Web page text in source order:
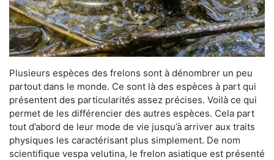
Plusieurs espèces des frelons sont à dénombrer un peu
partout dans le monde. Ce sont là des espèces à part qui
présentent des particularités assez précises. Voilà ce qui
permet de les différencier des autres espèces. Cela part
tout d’abord de leur mode de vie jusqu’à arriver aux traits
physiques les caractérisant plus simplement. De nom
scientifique vespa velutina, le frelon asiatique est présenté